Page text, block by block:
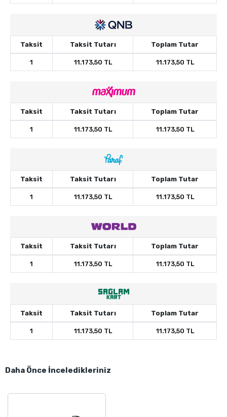
Taksit Taksit Tutarı Toplam Tutar
1 11.173,50 TL 11.173,50 TL
Taksit Taksit Tutarı Toplam Tutar
1 11.173,50 TL 11.173,50 TL
Taksit Taksit Tutarı Toplam Tutar
1 11.173,50 TL 11.173,50 TL
Taksit Taksit Tutarı Toplam Tutar
1 11.173,50 TL 11.173,50 TL
Taksit Taksit Tutarı Toplam Tutar
1 11.173,50 TL 11.173,50 TL
Daha Önce İnceledikleriniz